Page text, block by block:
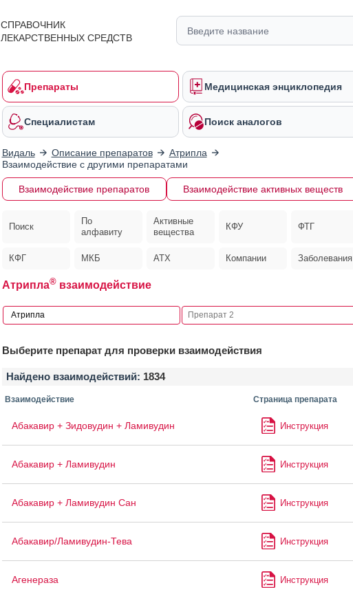
СПРАВОЧНИК
ЛЕКАРСТВЕННЫХ СРЕДСТВ
Препараты Медицинская энциклопедия
Специалистам Поиск аналогов
Видаль Описание препаратов
Атрипла
Взаимодействие с другими препаратами
Взаимодействие препаратов Взаимодействие активных веществ
Поиск
По
алфавиту
Активные
вещества
КФУ ФТГ
КФГ МКБ АТХ Компании Заболевания
Атрипла®взаимодействие
Выберите препарат для проверки взаимодействия
Найдено взаимодействий: 1834
Взаимодействие Страница препарата
Абакавир + Зидовудин + Ламивудин Инструкция
Абакавир + Ламивудин Инструкция
Абакавир + Ламивудин Сан Инструкция
Абакавир/Ламивудин-Тева Инструкция
Агенераза Инструкция